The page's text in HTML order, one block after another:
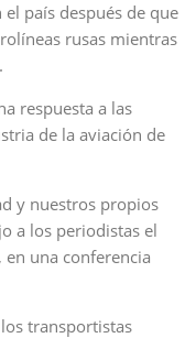
país después de que
rusas mientras
respuesta a las
de la aviación de
y nuestros propios
a los periodistas el
una conferencia
los transportistas